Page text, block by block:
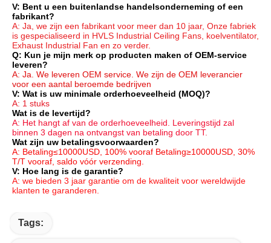
V: Bent u een buitenlandse handelsonderneming of een
fabrikant?
A: Ja, we zijn een fabrikant voor meer dan 10 jaar, Onze fabriek
is gespecialiseerd in HVLS Industrial Ceiling Fans, koelventilator,
Exhaust Industrial Fan en zo verder.
Q: Kun je mijn merk op producten maken of OEM-service
leveren?
A: Ja. We leveren OEM service. We zijn de OEM leverancier
voor een aantal beroemde bedrijven
V: Wat is uw minimale orderhoeveelheid (MOQ)?
A: 1 stuks
Wat is de levertijd?
A: Het hangt af van de orderhoeveelheid. Leveringstijd zal
binnen 3 dagen na ontvangst van betaling door TT.
Wat zijn uw betalingsvoorwaarden?
A: Betaling≤10000USD, 100% vooraf Betaling≥10000USD, 30%
T/T vooraf, saldo vóór verzending.
V: Hoe lang is de garantie?
A: we bieden 3 jaar garantie om de kwaliteit voor wereldwijde
klanten te garanderen.
Tags: